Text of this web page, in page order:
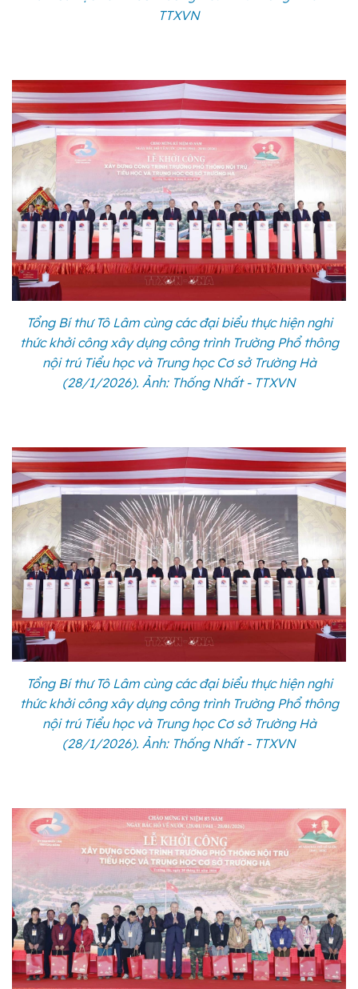
TTXVN
Tổng Bí thư Tô Lâm cùng các đại biểu thực hiện nghi
thức khởi công xây dựng công trình Trường Phổ thông
nội trú Tiểu học và Trung học Cơ sở Trường Hà
(28/1/2026). Ảnh: Thống Nhất - TTXVN
Tổng Bí thư Tô Lâm cùng các đại biểu thực hiện nghi
thức khởi công xây dựng công trình Trường Phổ thông
nội trú Tiểu học và Trung học Cơ sở Trường Hà
(28/1/2026). Ảnh: Thống Nhất - TTXVN